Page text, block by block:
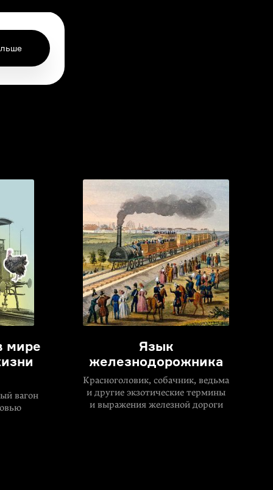
мире
вагон
Язык
железнодорожника
Красноголовик, собачник, ведьма
и другие экзотические термины
и выражения железной дороги